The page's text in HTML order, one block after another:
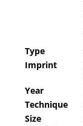
Type
Imprint
Year
Technique
Size